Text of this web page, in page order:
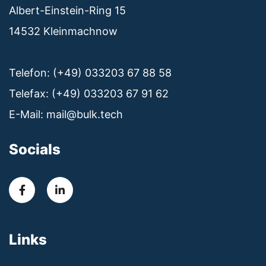
Albert-Einstein-Ring 15
14532 Kleinmachnow
Telefon: (+49) 033203 67 88 58
Telefax: (+49) 033203 67 91 62
E-Mail: mail@bulk.tech
Socials
Links